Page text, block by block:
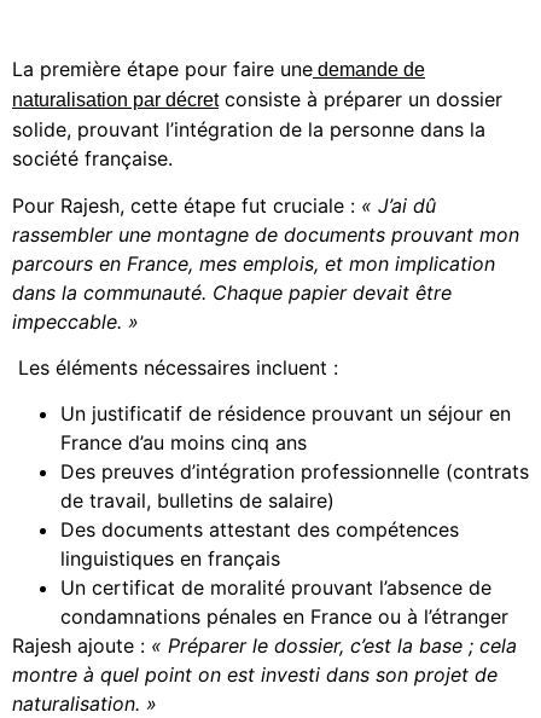
La première étape pour faire une demande de
naturalisation par décretconsiste à préparer un dossier
solide, prouvant l’intégration de la personne dans la
société française.
Pour Rajesh, cette étape fut cruciale : « J’ai dû
rassembler une montagne de documents prouvant mon
parcours en France, mes emplois, et mon implication
dans la communauté. Chaque papier devait être
impeccable. »
Les éléments nécessaires incluent :
Un justificatif de résidence prouvant un séjour en
France d’au moins cinq ans
Des preuves d’intégration professionnelle (contrats
de travail, bulletins de salaire)
Des documents attestant des compétences
linguistiques en français
Un certificat de moralité prouvant l’absence de
condamnations pénales en France ou à l’étranger
Rajesh ajoute : « Préparer le dossier, c’est la base ; cela
montre à quel point on est investi dans son projet de
naturalisation. »